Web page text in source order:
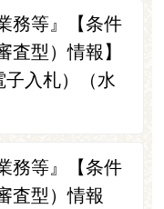
務等』【条件
査型）情報】
子入札）（水
務等』【条件
査型）情報